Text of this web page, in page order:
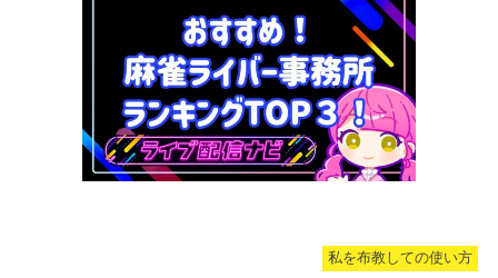
私を布教しての使い方